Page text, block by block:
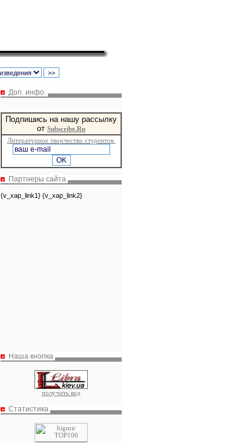
Доп. инфо.
Подпишись на нашу рассылку
от Subscribe.Ru
Литературное творчество студентов.
Партнеры сайта
{v_xap_link1} {v_xap_link2}
Наша кнопка
получить код
Статистика